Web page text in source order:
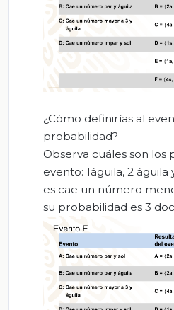
¿Cómo definirías al
probabilidad?
Observa cuáles son los
evento: 1águila, 2 águila
es cae un número
su probabilidad es 3